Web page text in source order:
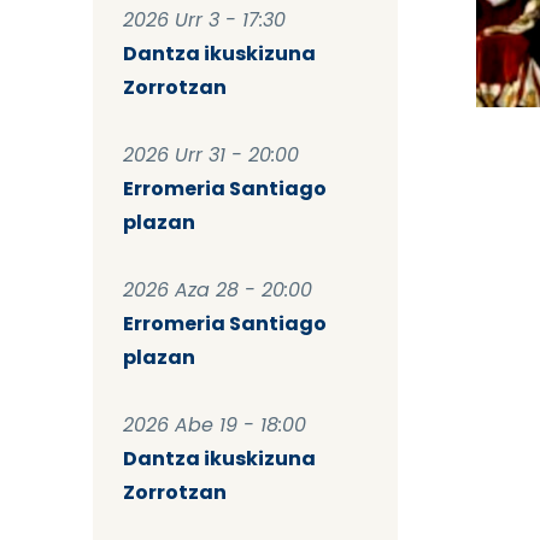
2026 Urr 3 - 17:30
Dantza ikuskizuna
Zorrotzan
2026 Urr 31 - 20:00
Erromeria Santiago
plazan
2026 Aza 28 - 20:00
Erromeria Santiago
plazan
2026 Abe 19 - 18:00
Dantza ikuskizuna
Zorrotzan